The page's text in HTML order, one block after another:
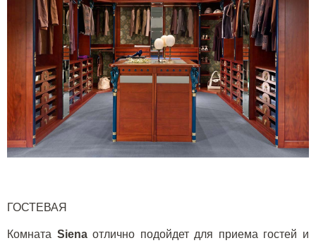
ГОСТЕВАЯ
Комната Siena отлично подойдет для приема гостей и